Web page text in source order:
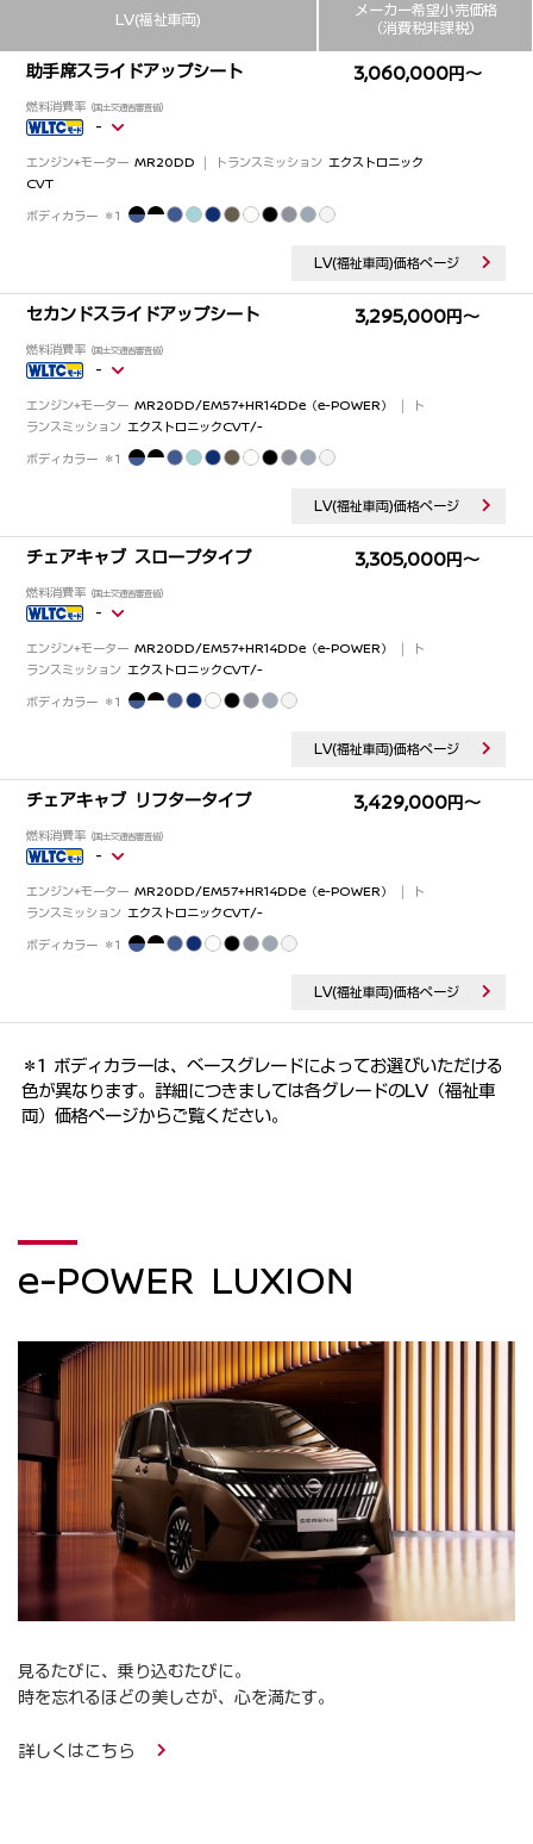
e-POWER LUXION
見るたびに、乗り込むたびに。
時を忘れるほどの美しさが、心を満たす。
詳しくはこちら